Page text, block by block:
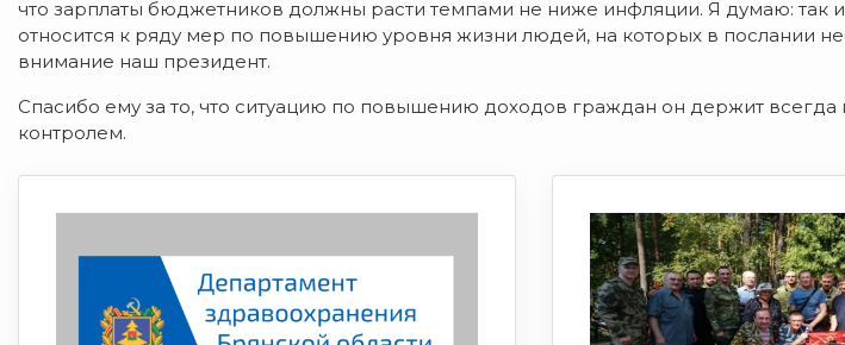
что зарплаты бюджетников должны расти темпами не ниже инфляции. Я думаю: так и
относится к ряду мер по повышению уровня жизни людей, на которых в послании
внимание наш президент.
Спасибо ему за то, что ситуацию по повышению доходов граждан он держит всегда
контролем.